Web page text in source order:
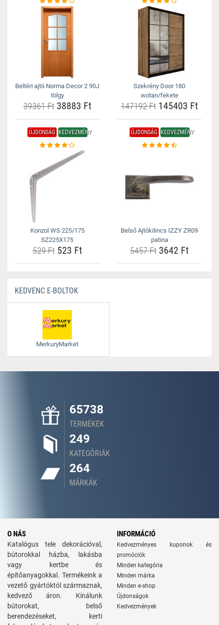
Beltéri ajtó Norma Decor 2 90J
tölgy
39361 Ft38883 Ft
Szekrény Door 180
wotan/fekete
147192 Ft 145403 Ft
ÚJDONSÁG KEDVEZMÉNY
Konzol WS 225/175
SZ225X175
529 Ft523 Ft
ÚJDONSÁG KEDVEZMÉNY
Belső Ajtókilincs IZZY ZR09
patina
5457 Ft 3642 Ft
KEDVENC E-BOLTOK
MerkuryMarket
65738
TERMÉKEK
249
KATEGÓRIÁK
264
MÁRKÁK
O NÁS
Katalógus tele dekorációval,
bútorokkal házba, lakásba
vagy kertbe és
építőanyagokkal. Termékeink a
vezető gyártóktól származnak,
kedvező áron. Kínálunk
bútorokat, belső
berendezéseket, kerti
INFORMÁCIÓ
Kedvezményes kuponok és
promóciók
Minden kategória
Minden márka
Minden e-shop
Újdonságok
Kedvezmények